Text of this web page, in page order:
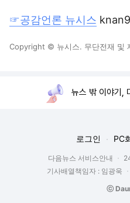
☞공감언론 뉴시스
Copyright © 뉴시스. 무단전재 및
뉴스 밖 이야기,
로그인 PC
다음뉴스 서비스안내
기사배열책임자 : 임광욱
ⓒ